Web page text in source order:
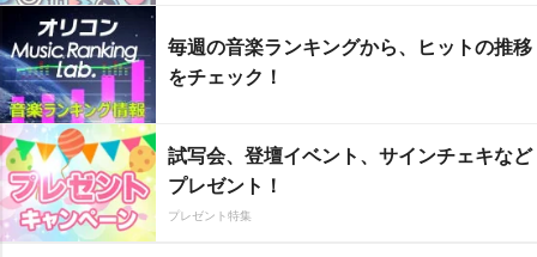
毎週の音楽ランキングから、ヒットの推移
をチェック！
試写会、登壇イベント、サインチェキなど
プレゼント！
プレゼント特集